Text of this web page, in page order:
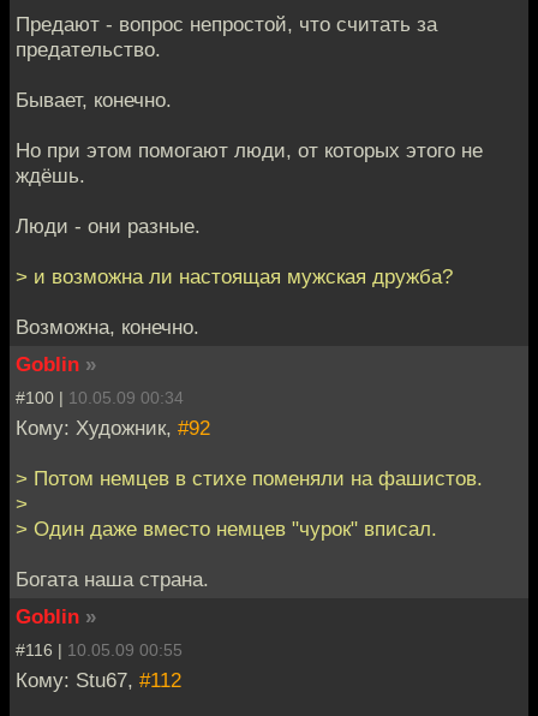
Предают - вопрос непростой, что считать за
предательство.
Бывает, конечно.
Но при этом помогают люди, от которых этого не
ждёшь.
Люди - они разные.
> и возможна ли настоящая мужская дружба?
Возможна, конечно.
Goblin »
#100 | 10.05.09 00:34
Кому: Художник, #92
> Потом немцев в стихе поменяли на фашистов.
>
> Один даже вместо немцев "чурок" вписал.
Богата наша страна.
Goblin »
#116 | 10.05.09 00:55
Кому: Stu67, #112